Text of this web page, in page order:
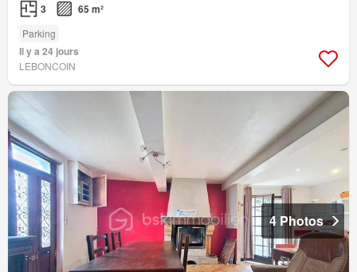
3 65 m²
Parking
Il y a 24 jours
LEBONCOIN
4 Photos